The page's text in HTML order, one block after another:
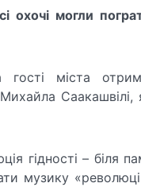
охочі могли
міста
Саакашвілі,
гідності – біля
музику